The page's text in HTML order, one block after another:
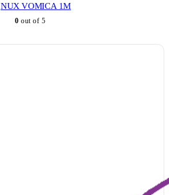
NUX VOMICA 1M
0 out of 5